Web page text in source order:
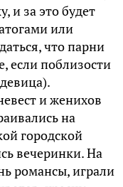
и за это будет
или
что парни
если поблизости
и женихов
на
городской
вечеринки. На
романсы, играли